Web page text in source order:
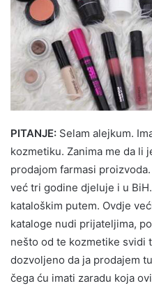
PITANJE: Selam alejkum.
kozmetiku. Zanima me da li
prodajom farmasi
već tri godine djeluje i u
kataloškim putem. Ovdje
kataloge nudi prijateljima,
nešto od te kozmetike svidi
dozvoljeno da ja prodajem
čega ću imati zaradu koja